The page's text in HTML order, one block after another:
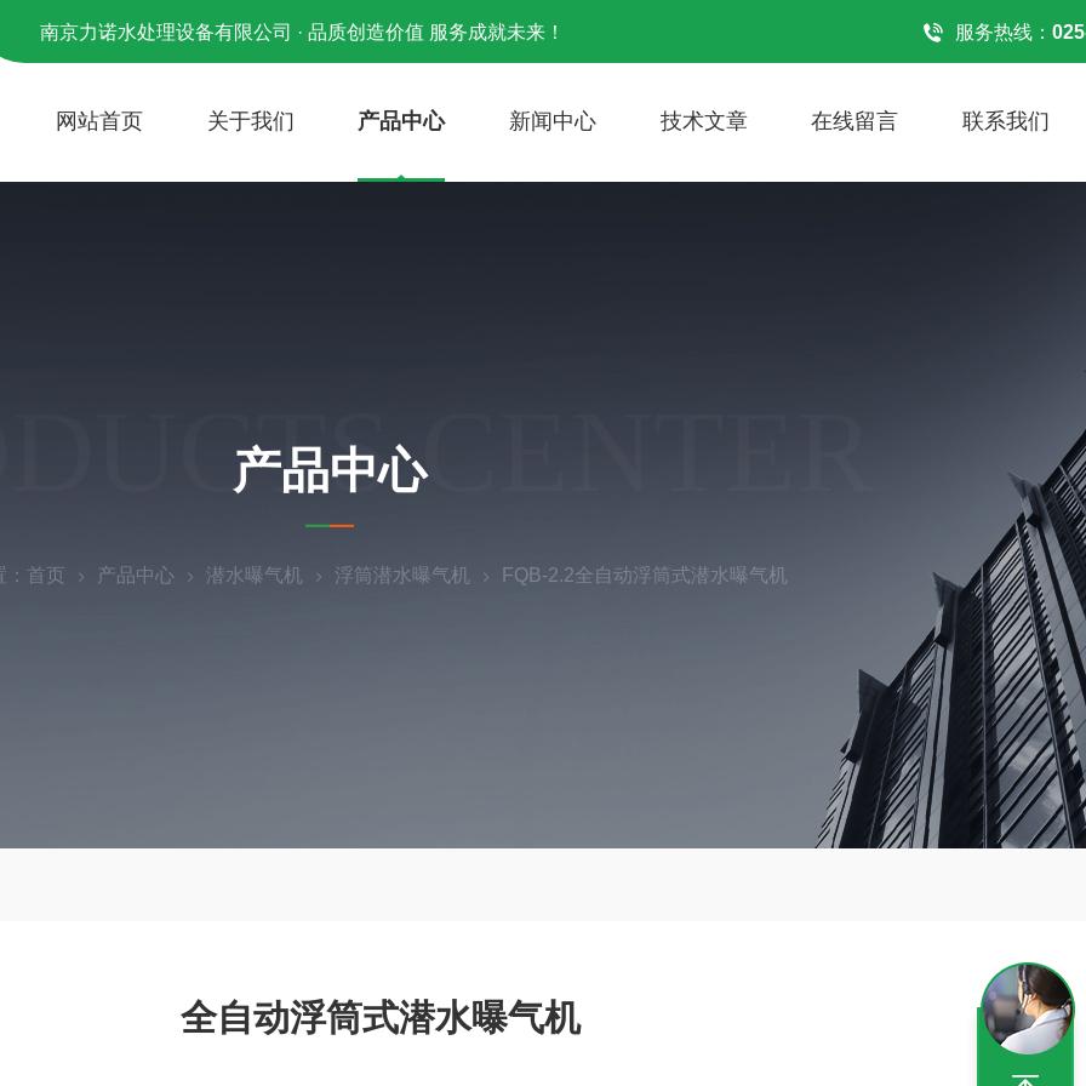
南京力诺水处理设备有限公司 · 品质创造价值 服务成就未来！ 服务热线：
网站首页 关于我们 产品中心 新闻中心 技术文章 在线留言 联系我们
CENTER
产品中心
首页 产品中心 潜水曝气机 浮筒潜水曝气机 FQB-2.2全自动浮筒式潜水曝气机
全自动浮筒式潜水曝气机